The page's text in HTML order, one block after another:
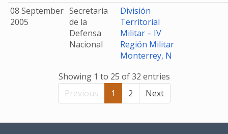
08 September
2005
Secretaría
de la
Defensa
Nacional
División
Territorial
Militar – IV
Región Militar
Monterrey, N
Showing 1 to 25 of 32 entries
Previous
1 2 Next